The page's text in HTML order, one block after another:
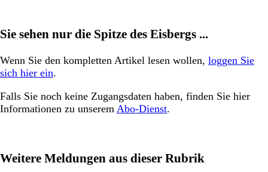
Sie sehen nur die Spitze des Eisbergs ...
Wenn Sie den kompletten Artikel lesen wollen, loggen Sie
sich hier ein.
Falls Sie noch keine Zugangsdaten haben, finden Sie hier
Informationen zu unserem Abo-Dienst.
Weitere Meldungen aus dieser Rubrik